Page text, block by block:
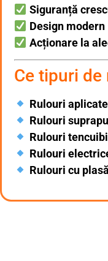
Siguranță
Design modern
Acționare la
Ce tipuri
Rulouri aplicate
Rulouri
Rulouri
Rulouri
Rulouri cu